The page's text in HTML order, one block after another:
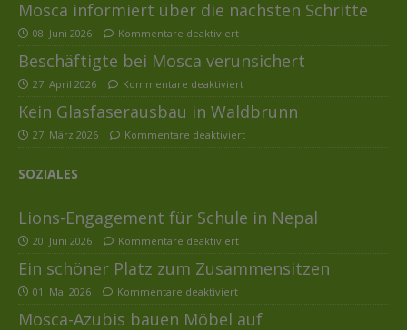
Mosca informiert über die nächsten Schritte
08. Juni 2026 Kommentare deaktiviert
Beschäftigte bei Mosca verunsichert
27. April 2026 Kommentare deaktiviert
Kein Glasfaserausbau in Waldbrunn
27. März 2026 Kommentare deaktiviert
SOZIALES
Lions-Engagement für Schule in Nepal
20. Juni 2026 Kommentare deaktiviert
Ein schöner Platz zum Zusammensitzen
01. Mai 2026 Kommentare deaktiviert
Mosca-Azubis bauen Möbel auf